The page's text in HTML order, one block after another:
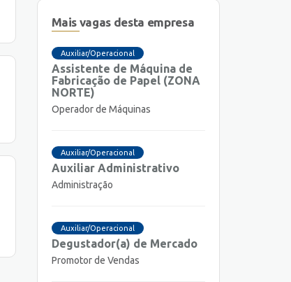
Mais vagas desta empresa
Auxiliar/Operacional
Assistente de Máquina de
Fabricação de Papel (ZONA
NORTE)
Operador de Máquinas
Auxiliar/Operacional
Auxiliar Administrativo
Administração
Auxiliar/Operacional
Degustador(a) de Mercado
Promotor de Vendas